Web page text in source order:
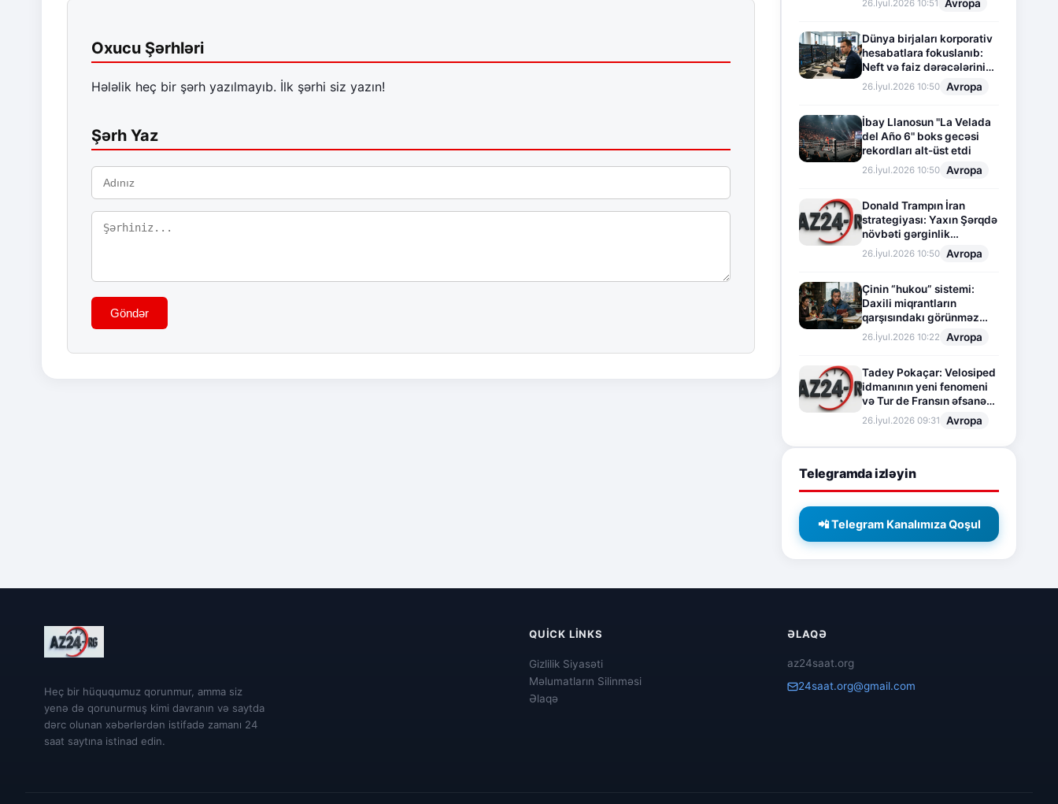
Oxucu Şərhləri
Hələlik heç bir şərh yazılmayıb. İlk şərhi siz yazın!
Şərh Yaz
Göndər
26.İyul.2026 10:51 Avropa
Dünya birjaları korporativ
hesabatlara fokuslanıb:
Neft və faiz dərəcələrinin
təsiri altında cari vəziyyət
26.İyul.2026 10:50 Avropa
İbay Llanosun "La Velada
del Año 6" boks gecəsi
rekordları alt-üst etdi
26.İyul.2026 10:50 Avropa
Donald Trampın İran
strategiyası: Yaxın Şərqdə
növbəti gərginlik
mərhələsi
26.İyul.2026 10:50 Avropa
Çinin “hukou” sistemi:
Daxili miqrantların
qarşısındakı görünməz
sədd
26.İyul.2026 10:22 Avropa
Tadey Pokaçar: Velosiped
idmanının yeni fenomeni
və Tur de Fransın əfsanəvi
səhifəsi
26.İyul.2026 09:31 Avropa
Telegramda izləyin
📲 Telegram Kanalımıza Qoşul
Heç bir hüququmuz qorunmur, amma siz
yenə də qorunurmuş kimi davranın və saytda
dərc olunan xəbərlərdən istifadə zamanı 24
saat saytına istinad edin.
QUICK LINKS
Gizlilik Siyasəti
Məlumatların Silinməsi
Əlaqə
ƏLAQƏ
az24saat.org
24saat.org@gmail.com